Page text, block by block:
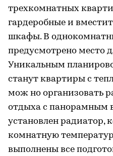
трехкомнатных
гардеробные и
шкафы. В
предусмотрено место
Уникальным
станут квартиры с
мож но организовать
отдыха с панорамным
установлен радиатор,
комнатную
выполнены все